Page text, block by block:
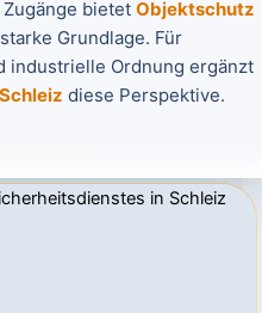
Zugänge bietet Objektschutz
Grundlage. Für
industrielle Ordnung ergänzt
diese Perspektive.